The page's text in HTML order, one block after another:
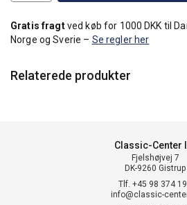
Gratis fragtved køb for 1000 DKK til
Norge og Sverie – Se regler her
Relaterede produkter
Classic-Center
Fjelshøjvej 7
DK-9260 Gistrup
Tlf. +45 98 374
info@classic-